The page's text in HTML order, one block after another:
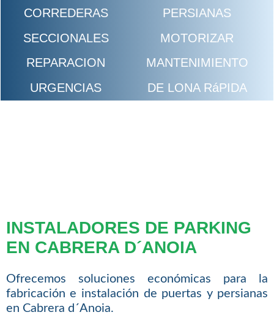
CORREDERAS
PERSIANAS
SECCIONALES
MOTORIZAR
REPARACION
MANTENIMIENTO
URGENCIAS
DE LONA RáPIDA
INSTALADORES DE PARKING
EN CABRERA D´ANOIA
Ofrecemos soluciones económicas para la
fabricación e instalación de puertas y persianas
en Cabrera d´Anoia.